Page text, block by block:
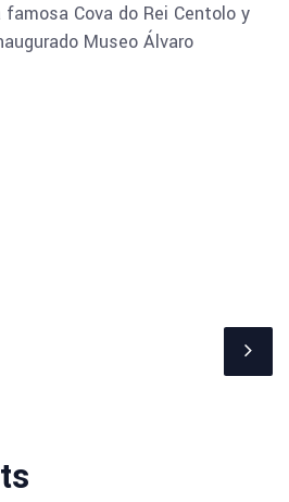
Cova do Rei Centolo y
Museo Álvaro